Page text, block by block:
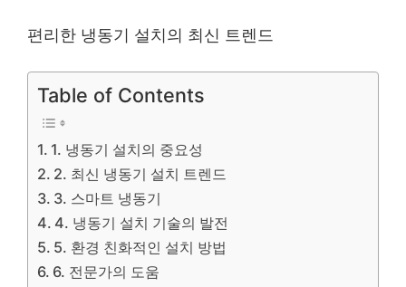
편리한 냉동기 설치의 최신 트렌드
Table of Contents
1. 냉동기 설치의 중요성
2. 최신 냉동기 설치 트렌드
3. 스마트 냉동기
4. 냉동기 설치 기술의 발전
5. 환경 친화적인 설치 방법
6. 전문가의 도움